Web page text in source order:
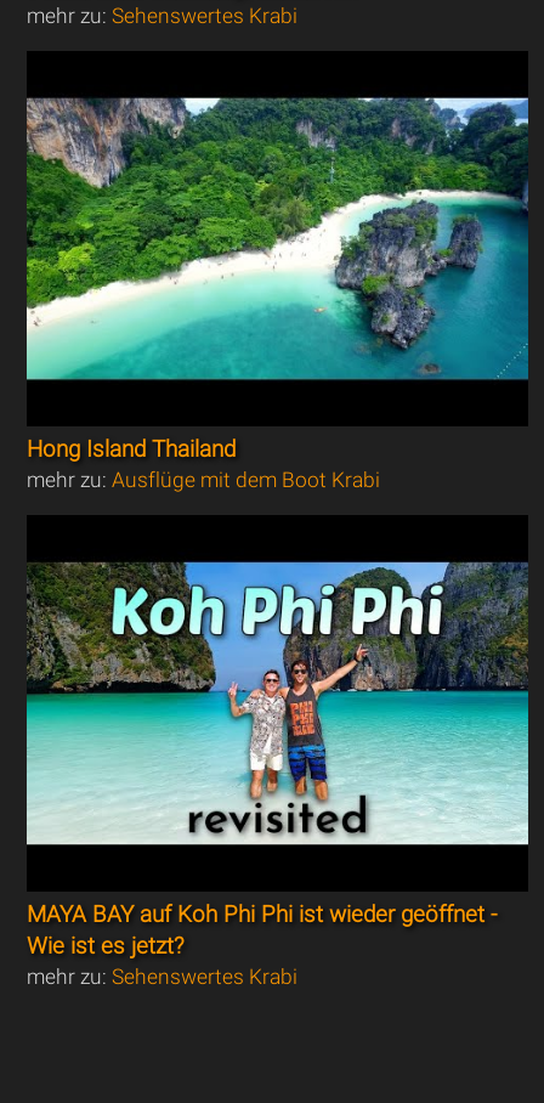
mehr zu:Sehenswertes Krabi
Hong Island Thailand
mehr zu:Ausflüge mit dem Boot Krabi
MAYA BAY auf Koh Phi Phi ist wieder geöffnet -
Wie ist es jetzt?
mehr zu:Sehenswertes Krabi